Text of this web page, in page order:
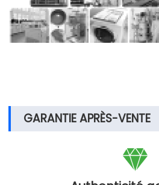
GARANTIE APRÈS-VENTE
